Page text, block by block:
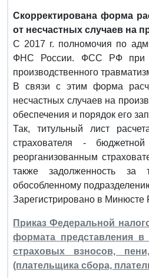
Скорректирована форма
от несчастных случаев на
С 2017 г. полномочия по
ФНС России. ФСС РФ при
производственного
В связи с этим форма
несчастных случаев на
обеспечения и порядок его
Так, титульный лист
страхователя -
реорганизованным
также задолженность за
обособленному
Зарегистрировано в Минюсте
Приказ Федеральной
формата представления
страховых взносов,
(плательщика сбора,